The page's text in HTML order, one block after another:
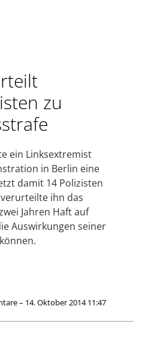
zu
ein Linksextremist
in Berlin eine
damit 14 Polizisten
ihn das
Jahren Haft auf
Auswirkungen seiner
– 14. Oktober 2014 11:47